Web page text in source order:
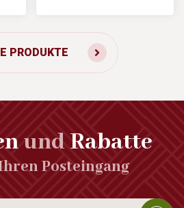
PRODUKTE
undRabatte
Posteingang